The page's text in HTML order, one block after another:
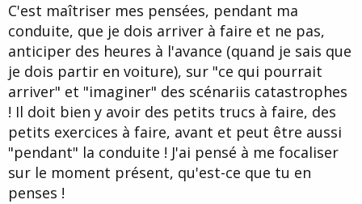
C'est maîtriser mes pensées, pendant ma
conduite, que je dois arriver à faire et ne pas,
anticiper des heures à l'avance (quand je sais que
je dois partir en voiture), sur "ce qui pourrait
arriver" et "imaginer" des scénariis catastrophes
! Il doit bien y avoir des petits trucs à faire, des
petits exercices à faire, avant et peut être aussi
"pendant" la conduite ! J'ai pensé à me focaliser
sur le moment présent, qu'est-ce que tu en
penses !